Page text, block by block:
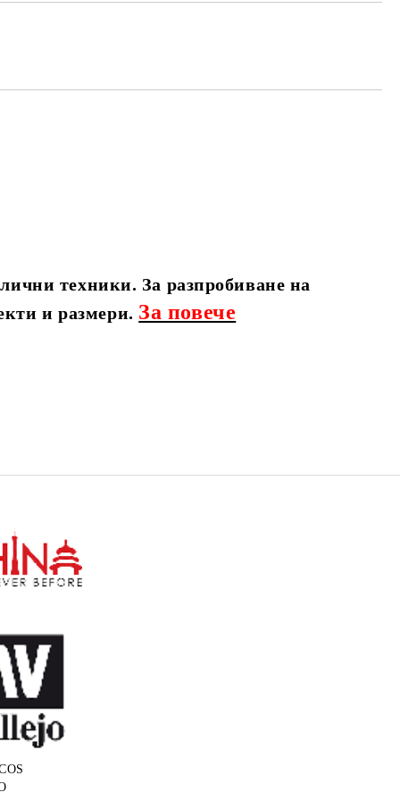
техники. За разпробиване на
и размери. За повече